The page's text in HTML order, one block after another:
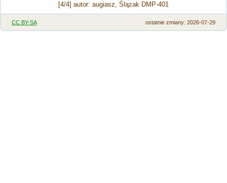
[4/4] autor: augiasz, Ślązak DMP-401
CC BY-SA ostatnie zmiany: 2026-07-29